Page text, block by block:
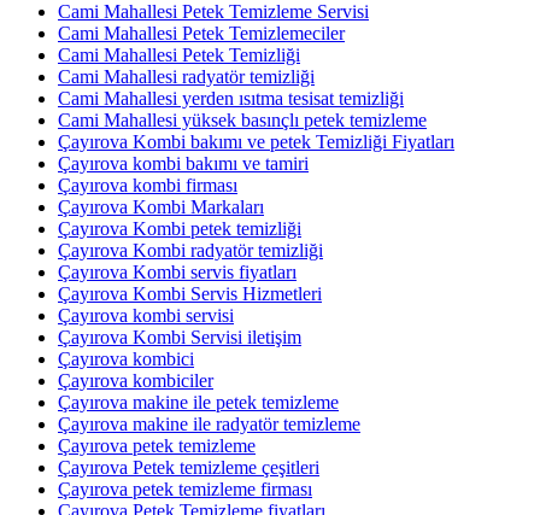
Cami Mahallesi Petek Temizleme Servisi
Cami Mahallesi Petek Temizlemeciler
Cami Mahallesi Petek Temizliği
Cami Mahallesi radyatör temizliği
Cami Mahallesi yerden ısıtma tesisat temizliği
Cami Mahallesi yüksek basınçlı petek temizleme
Çayırova Kombi bakımı ve petek Temizliği Fiyatları
Çayırova kombi bakımı ve tamiri
Çayırova kombi firması
Çayırova Kombi Markaları
Çayırova Kombi petek temizliği
Çayırova Kombi radyatör temizliği
Çayırova Kombi servis fiyatları
Çayırova Kombi Servis Hizmetleri
Çayırova kombi servisi
Çayırova Kombi Servisi iletişim
Çayırova kombici
Çayırova kombiciler
Çayırova makine ile petek temizleme
Çayırova makine ile radyatör temizleme
Çayırova petek temizleme
Çayırova Petek temizleme çeşitleri
Çayırova petek temizleme firması
Çayırova Petek Temizleme fiyatları